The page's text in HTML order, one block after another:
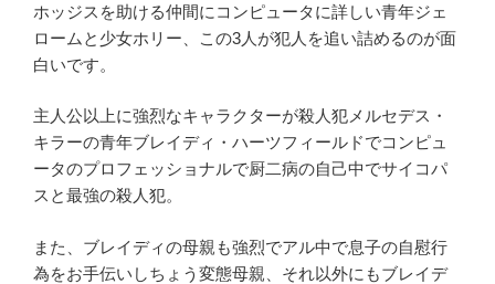
ホッジスを助ける仲間にコンピュータに詳しい青年ジェ
ロームと少女ホリー、この3人が犯人を追い詰めるのが面
白いです。
主人公以上に強烈なキャラクターが殺人犯メルセデス・
キラーの青年ブレイディ・ハーツフィールドでコンピュ
ータのプロフェッショナルで厨二病の自己中でサイコパ
スと最強の殺人犯。
また、ブレイディの母親も強烈でアル中で息子の自慰行
為をお手伝いしちょう変態母親、それ以外にもブレイデ